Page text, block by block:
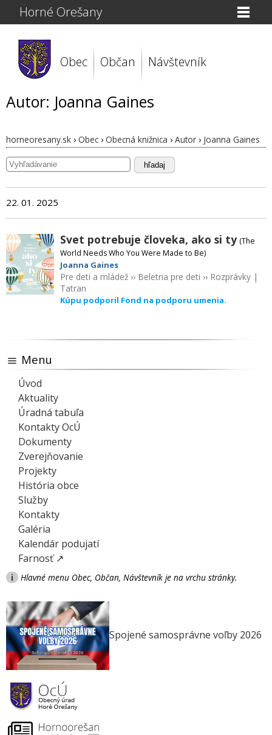
Horné Orešany
Obec Občan Návštevník
Autor: Joanna Gaines
horneoresany.sk › Obec › Obecná knižnica › Autor › Joanna Gaines
hľadaj
22. 01. 2025
Svet potrebuje človeka, ako si ty (The
World Needs Who You Were Made to Be)
Joanna Gaines
Pre deti a mládež›› Beletria pre deti ›› Rozprávky|
Tatran
Kúpu podporil Fond na podporu umenia.
Menu
Úvod
Aktuality
Úradná tabuľa
Kontakty OcÚ
Dokumenty
Zverejňovanie
Projekty
História obce
Služby
Kontakty
Galéria
Kalendár podujatí
Farnosť ↗
i Hlavné menu Obec, Občan, Návštevník je na vrchu stránky.
Spojené samosprávne voľby 2026